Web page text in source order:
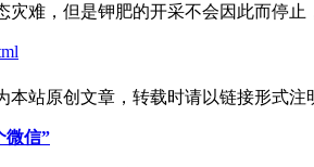
难，但是钾肥的开采不会因此而停止
本站原创文章，转载时请以链接形式注
微信”